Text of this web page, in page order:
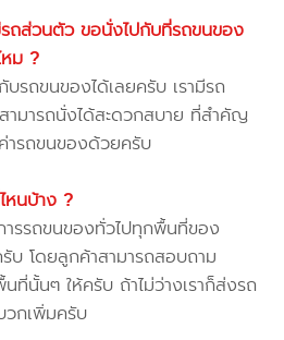
ถส่วนตัว ขอนั่งไปกับที่รถขนของ
หม ?
บรถขนของได้เลยครับ เรามีรถ
สามารถนั่งได้สะดวกสบาย ที่สำคัญ
ารถขนของด้วยครับ
หนบ้าง ?
ารรถขนของทั่วไปทุกพื้นที่ของ
บ โดยลูกค้าสามารถสอบถาม
นที่นั้นๆ ให้ครับ ถ้าไม่ว่างเราก็ส่งรถ
วกเพิ่มครับ